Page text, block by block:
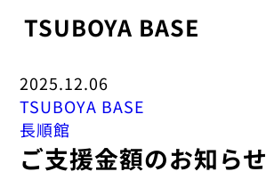
TSUBOYA BASE
2025.12.06
TSUBOYA BASE
長順館
ご支援金額のお知らせ